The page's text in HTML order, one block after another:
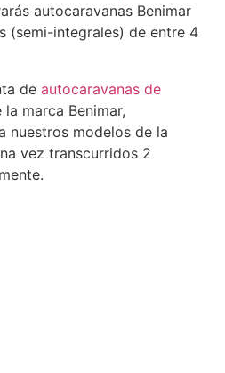
autocaravanas Benimar
(semi-integrales) de entre 4
deautocaravanas de
la marca Benimar,
nuestros modelos de la
vez transcurridos 2